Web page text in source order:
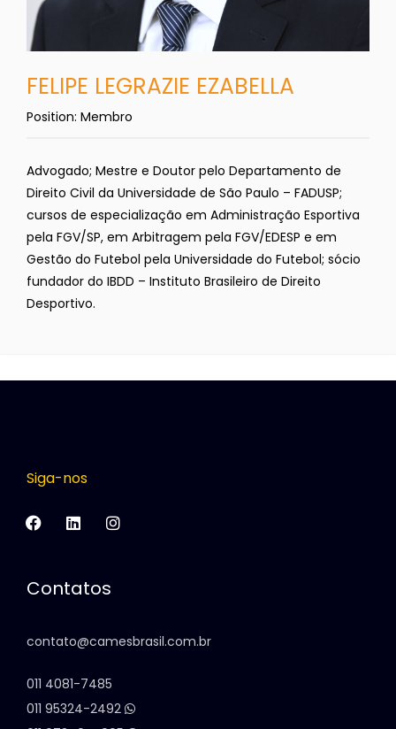
FELIPE LEGRAZIE EZABELLA
Position: Membro
Advogado; Mestre e Doutor pelo Departamento de
Direito Civil da Universidade de São Paulo – FADUSP;
cursos de especialização em Administração Esportiva
pela FGV/SP, em Arbitragem pela FGV/EDESP e em
Gestão do Futebol pela Universidade do Futebol; sócio
fundador do IBDD – Instituto Brasileiro de Direito
Desportivo.
Siga-nos
Contatos
contato@camesbrasil.com.br
011 4081-7485
011 95324-2492